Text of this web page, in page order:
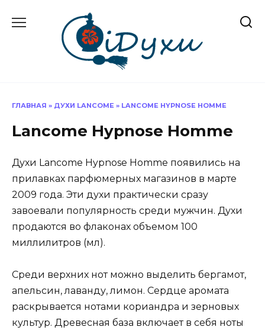
содержанию
ГЛАВНАЯ » ДУХИ LANCOME » LANCOME HYPNOSE HOMME
Lancome Hypnose Homme
Духи Lancome Hypnose Homme появились на
прилавках парфюмерных магазинов в марте
2009 года. Эти духи практически сразу
завоевали популярность среди мужчин. Духи
продаются во флаконах объемом 100
миллилитров (мл).
Среди верхних нот можно выделить бергамот,
апельсин, лаванду, лимон. Сердце аромата
раскрывается нотами кориандра и зерновых
культур. Древесная база включает в себя ноты